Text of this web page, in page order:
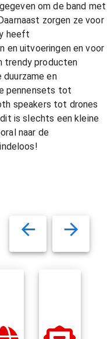
om de band met
zorgen ze voor
heeft
en uitvoeringen en voor
trendy producten
en
pennensets tot
speakers tot drones
is slechts een kleine
naar de